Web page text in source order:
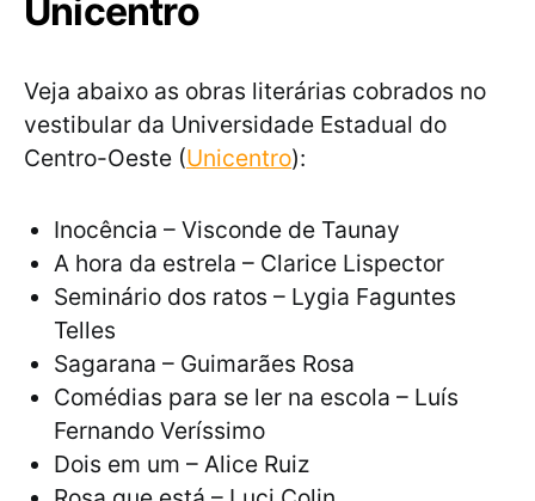
Unicentro
Veja abaixo as obras literárias cobrados no
vestibular da Universidade Estadual do
Centro-Oeste (Unicentro):
Inocência – Visconde de Taunay
A hora da estrela – Clarice Lispector
Seminário dos ratos – Lygia Faguntes
Telles
Sagarana – Guimarães Rosa
Comédias para se ler na escola – Luís
Fernando Veríssimo
Dois em um – Alice Ruiz